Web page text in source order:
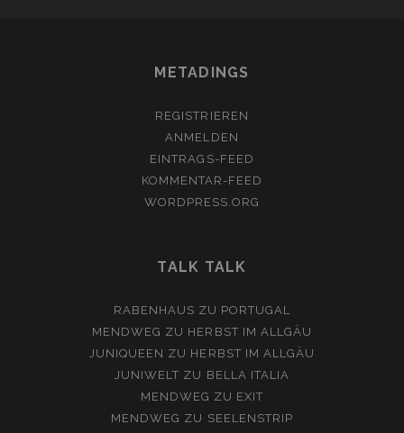
METADINGS
REGISTRIEREN
ANMELDEN
EINTRAGS-FEED
KOMMENTAR-FEED
WORDPRESS.ORG
TALK TALK
RABENHAUS ZU PORTUGAL
MENDWEG ZU HERBST IM ALLGÄU
JUNIQUEEN ZU HERBST IM ALLGÄU
JUNIWELT ZU BELLA ITALIA
MENDWEG ZU EXIT
MENDWEG ZU SEELENSTRIP